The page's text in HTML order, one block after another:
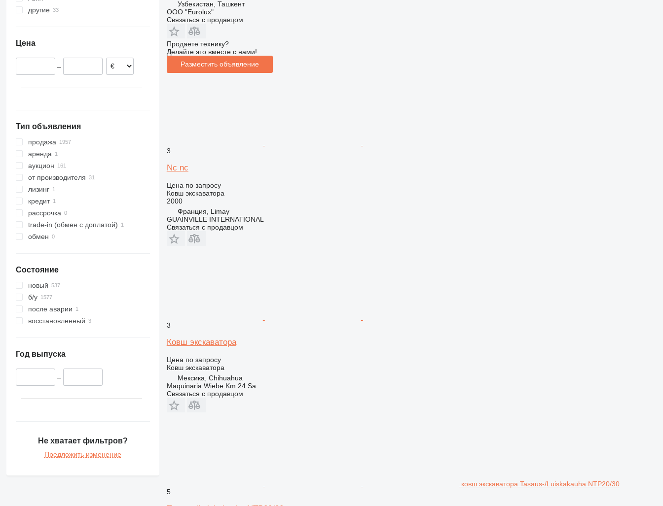
326
340
390
395
416
420
428
432
438
444
DE
F-series
Германия
Румыния
Испания
Турция
другие
Цена
–
Тип объявления
продажа
аренда
аукцион
от производителя
лизинг
кредит
рассрочка
trade-in (обмен с доплатой)
обмен
Состояние
новый
б/у
после аварии
восстановленный
Год выпуска
–
Не хватает фильтров?
Предложить изменение
Узбекистан, Ташкент
ООО "Eurolux"
Связаться с продавцом
Продаете технику?
Делайте это вместе с нами!
Разместить объявление
3
Nc nc
Цена по запросу
Ковш экскаватора
2000
Франция, Limay
GUAINVILLE INTERNATIONAL
Связаться с продавцом
3
Ковш экскаватора
Цена по запросу
Ковш экскаватора
Мексика, Chihuahua
Maquinaria Wiebe Km 24 Sa
Связаться с продавцом
ковш экскаватора Tasaus-/Luiskakauha NTP20/30
5